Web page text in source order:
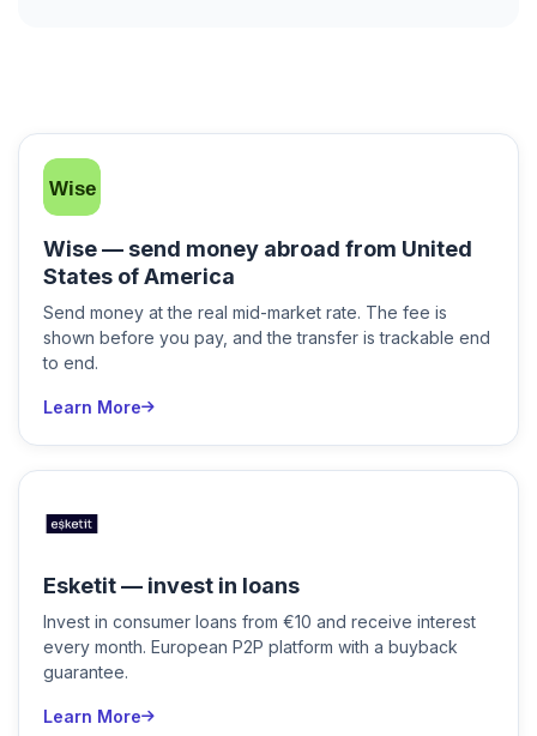
Wise — send money abroad from United
States of America
Send money at the real mid-market rate. The fee is
shown before you pay, and the transfer is trackable end
to end.
Learn More
Esketit — invest in loans
Invest in consumer loans from €10 and receive interest
every month. European P2P platform with a buyback
guarantee.
Learn More